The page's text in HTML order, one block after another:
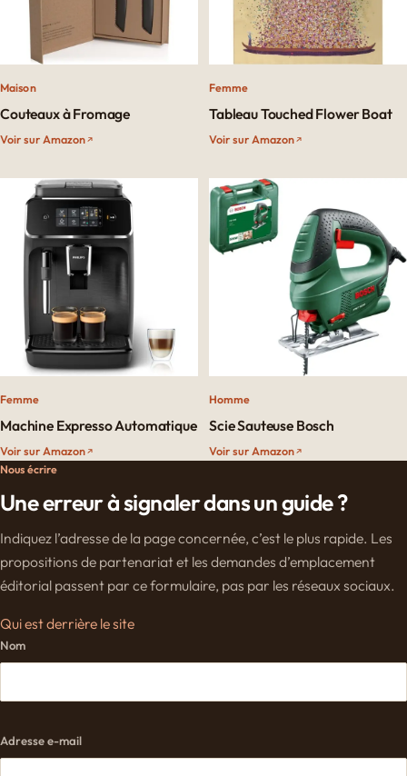
Maison
Couteaux à Fromage
Voir sur Amazon
Femme
Tableau Touched Flower Boat
Voir sur Amazon
Femme
Machine Expresso Automatique
Voir sur Amazon
Homme
Scie Sauteuse Bosch
Voir sur Amazon
Nous écrire
Une erreur à signaler dans un guide ?
Indiquez l’adresse de la page concernée, c’est le plus rapide. Les
propositions de partenariat et les demandes d’emplacement
éditorial passent par ce formulaire, pas par les réseaux sociaux.
Qui est derrière le site
Nom
Adresse e-mail